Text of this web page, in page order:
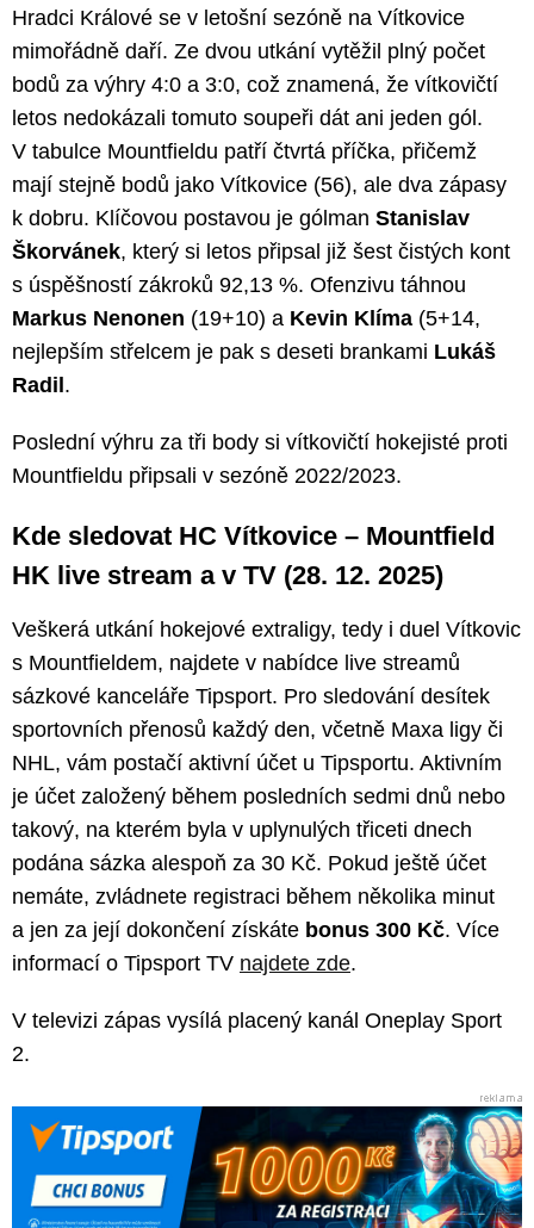
Hradci Králové se v letošní sezóně na Vítkovice
mimořádně daří. Ze dvou utkání vytěžil plný počet
bodů za výhry 4:0 a 3:0, což znamená, že vítkovičtí
letos nedokázali tomuto soupeři dát ani jeden gól.
V tabulce Mountfieldu patří čtvrtá příčka, přičemž
mají stejně bodů jako Vítkovice (56), ale dva zápasy
k dobru. Klíčovou postavou je gólman Stanislav
Škorvánek, který si letos připsal již šest čistých kont
s úspěšností zákroků 92,13 %. Ofenzivu táhnou
Markus Nenonen (19+10) a Kevin Klíma (5+14,
nejlepším střelcem je pak s deseti brankami Lukáš
Radil.
Poslední výhru za tři body si vítkovičtí hokejisté proti
Mountfieldu připsali v sezóně 2022/2023.
Kde sledovat HC Vítkovice – Mountfield
HK live stream a v TV (28. 12. 2025)
Veškerá utkání hokejové extraligy, tedy i duel Vítkovic
s Mountfieldem, najdete v nabídce live streamů
sázkové kanceláře Tipsport. Pro sledování desítek
sportovních přenosů každý den, včetně Maxa ligy či
NHL, vám postačí aktivní účet u Tipsportu. Aktivním
je účet založený během posledních sedmi dnů nebo
takový, na kterém byla v uplynulých třiceti dnech
podána sázka alespoň za 30 Kč. Pokud ještě účet
nemáte, zvládnete registraci během několika minut
a jen za její dokončení získáte bonus 300 Kč. Více
informací o Tipsport TV najdete zde.
V televizi zápas vysílá placený kanál Oneplay Sport
2.